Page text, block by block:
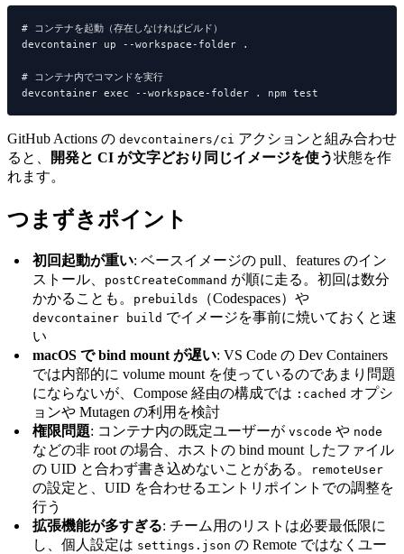
# コンテナを起動（存在しなければビルド）
devcontainer up --workspace-folder .
# コンテナ内でコマンドを実行
GitHub Actions の devcontainers/ci アクションと組み合わせ
ると、
開発と CI が文字どおり同じイメージを使う状態を作
れます。
つまずきポイント
初回起動が重い: ベースイメージの pull、features のイン
ストール、
postCreateCommand が順に走る。初回は数分
かかることも。
prebuilds （Codespaces）や
devcontainer build でイメージを事前に焼いておくと速
い
macOS で bind mount が遅い: VS Code の Dev Containers
では内部的に volume mount を使っているのであまり問題
にならないが、Compose 経由の構成では :cached オプシ
ョンや Mutagen の利用を検討
権限問題: コンテナ内の既定ユーザーが vscode や node
などの非 root の場合、ホストの bind mount したファイル
の UID と合わず書き込めないことがある。
remoteUser
の設定と、UID を合わせるエントリポイントでの調整を
行う
拡張機能が多すぎる: チーム用のリストは必要最低限に
し、個人設定は settings.json の Remote ではなくユー